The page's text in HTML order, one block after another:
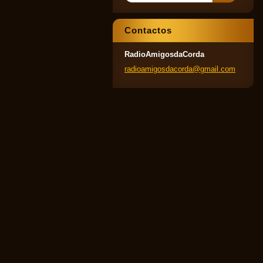
Contactos
RadioAmigosdaCorda
radioamigosdacorda@gmail .com